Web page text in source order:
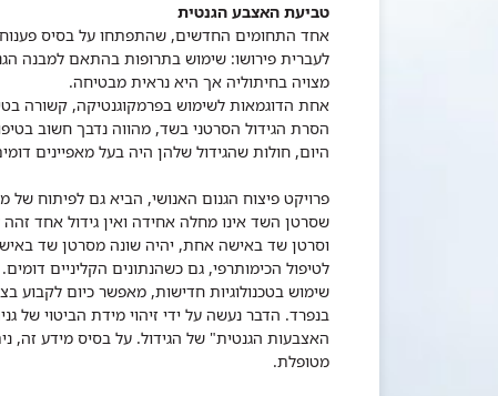
טביעת האצבע הגנטית
אחד התחומים החדשים, שהתפתחו על בסיס פענוח
לעברית פירושו: שימוש בתרופות בהתאם למבנה
מצויה בחיתוליה אך היא נראית מבטיחה.
אחת הדוגמאות לשימוש בפרמקוגנטיקה, קשורה
הסרת הגידול הסרטני בשד, מהווה נדבך חשוב
היום, חולות שהגידול שלהן היה בעל מאפיינים
פרויקט פיצוח הגנום האנושי, הביא גם לפיתוח של
שסרטן השד אינו מחלה אחידה ואין גידול אחד זהה
וסרטן שד באישה אחת, יהיה שונה מסרטן שד
לטיפול הכימותרפי, גם כשהנתונים הקליניים דומים.
שימוש בטכנולוגיות חדישות, מאפשר כיום לקבוע
בנפרד. הדבר נעשה על ידי זיהוי מידת הביטוי של
האצבעות הגנטית" של הגידול. על בסיס מידע זה,
מטופלת.